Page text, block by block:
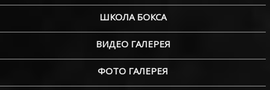
ШКОЛА БОКСА
ВИДЕО ГАЛЕРЕЯ
ФОТО ГАЛЕРЕЯ